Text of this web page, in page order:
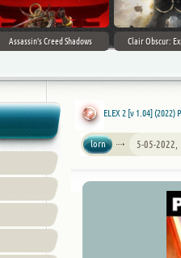
Assassin's Creed Shadows Clair Obscur:
ELEX 2 [v 1.04] (2022)
lorn 5-05-2022,